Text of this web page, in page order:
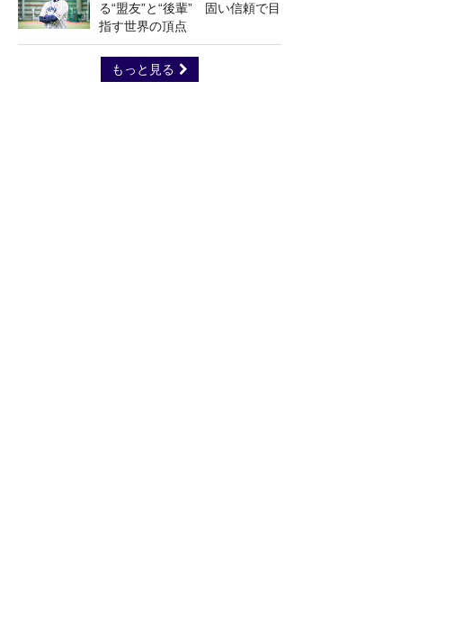
る“盟友”と“後輩” 固い信頼で目
指す世界の頂点
もっと見る